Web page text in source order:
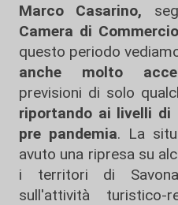
Marco Casarino,
Camera di
questo periodo
anche molto
previsioni di solo
riportando ai livelli di
pre pandemia. La
avuto una ripresa su
i territori di
sull'attività turistico-